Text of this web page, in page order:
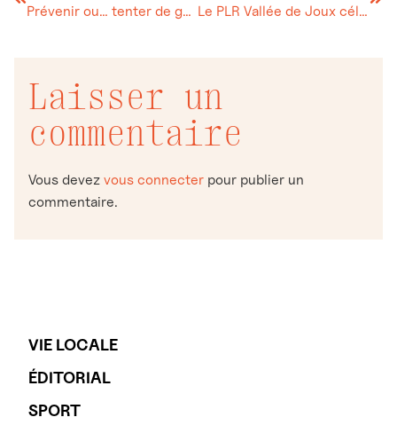
VIE LOCALE
ÉDITORIAL
SPORT
Prévenir ou… tenter de guérir ? Le PLR Vallée de Joux célèbre l’indépendance vaudoise
Laisser un
commentaire
Vous devez vous connecter pour publier un
commentaire.